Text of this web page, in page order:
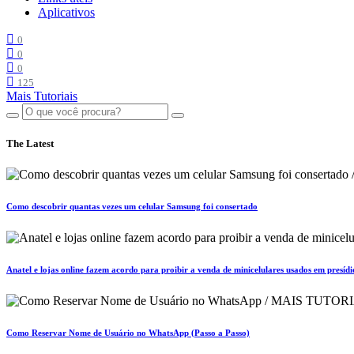
Aplicativos
0
0
0
125
Mais Tutoriais
The Latest
Como descobrir quantas vezes um celular Samsung foi consertado
Anatel e lojas online fazem acordo para proibir a venda de minicelulares usados em
Como Reservar Nome de Usuário no WhatsApp (Passo a Passo)